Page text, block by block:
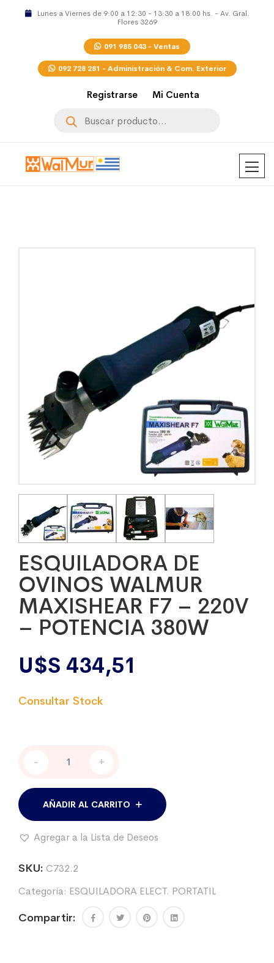
Lunes a Viernes de 9:00 a 12:30 - 13:30 a 18:00 hs. - Av. Gral.
Flores 3269
091 985 043 - Ventas
092 728 281 - Administración & Com. Exterior
Registrarse Mi Cuenta
ESQUILADORA DE
OVINOS WALMUR
MAXISHEAR F7 – 220V
– POTENCIA 380W
U$S 434,51
WALMUR
MAXISHEAR
F7
220V
POTENCIA
cantidad
- +
AÑADIR AL CARRITO
Agregar a la Lista de Deseos
SKU: C732.2
Categoría: ESQUILADORA ELECT. PORTATIL
Compartir: